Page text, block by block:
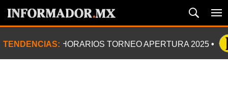
TENDENCIAS: HORARIOS TORNEO APERTURA 2025